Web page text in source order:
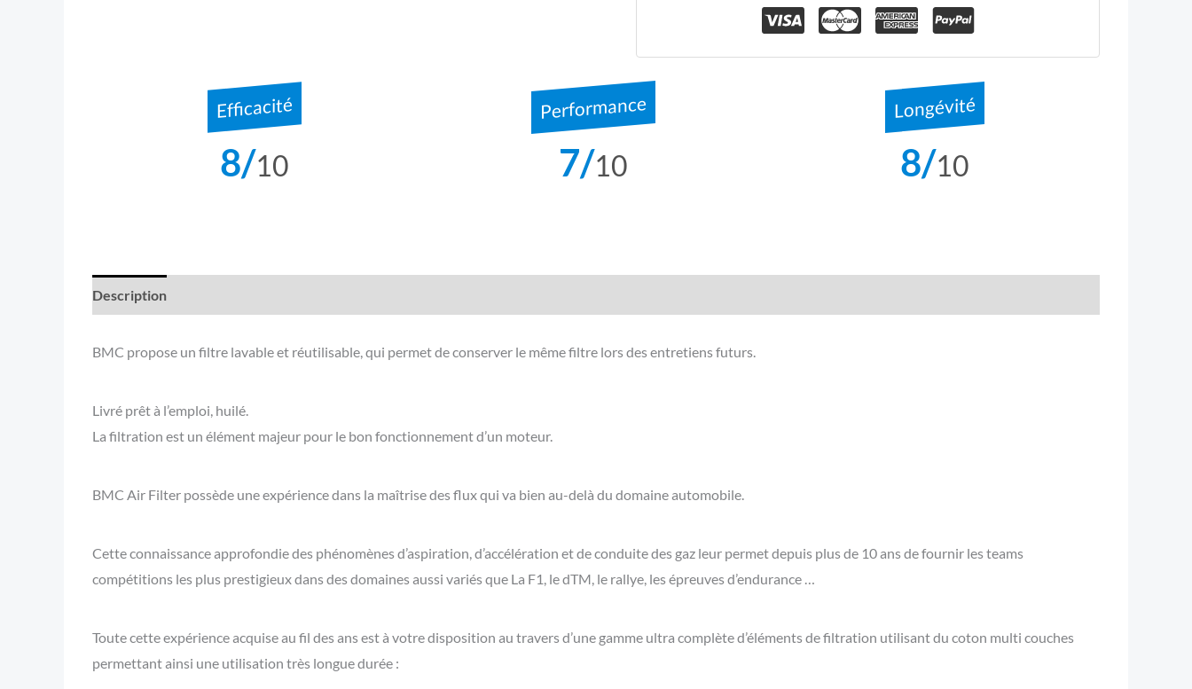
Efficacité
8/10
Performance
7/10
Longévité
8/10
Description
BMC propose un filtre lavable et réutilisable, qui permet de conserver le même filtre lors des entretiens futurs.
Livré prêt à l’emploi, huilé.
La filtration est un élément majeur pour le bon fonctionnement d’un moteur.
BMC Air Filter possède une expérience dans la maîtrise des flux qui va bien au-delà du domaine automobile.
Cette connaissance approfondie des phénomènes d’aspiration, d’accélération et de conduite des gaz leur permet depuis plus de 10 ans de fournir les teams
compétitions les plus prestigieux dans des domaines aussi variés que La F1, le dTM, le rallye, les épreuves d’endurance …
Toute cette expérience acquise au fil des ans est à votre disposition au travers d’une gamme ultra complète d’éléments de filtration utilisant du coton multi couches
permettant ainsi une utilisation très longue durée :